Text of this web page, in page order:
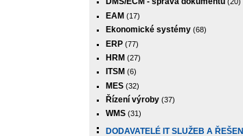
EAM (17)
Ekonomické systémy(68)
ERP(77)
HRM (27)
ITSM (6)
MES(32)
Řízení výroby(37)
WMS(31)
DODAVATELÉ IT SLUŽEB A ŘEŠENÍ